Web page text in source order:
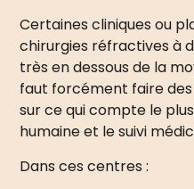
Certaines cliniques ou
chirurgies réfractives à
très en dessous de la
faut forcément faire
sur ce qui compte le
humaine et le suivi
Dans ces centres :